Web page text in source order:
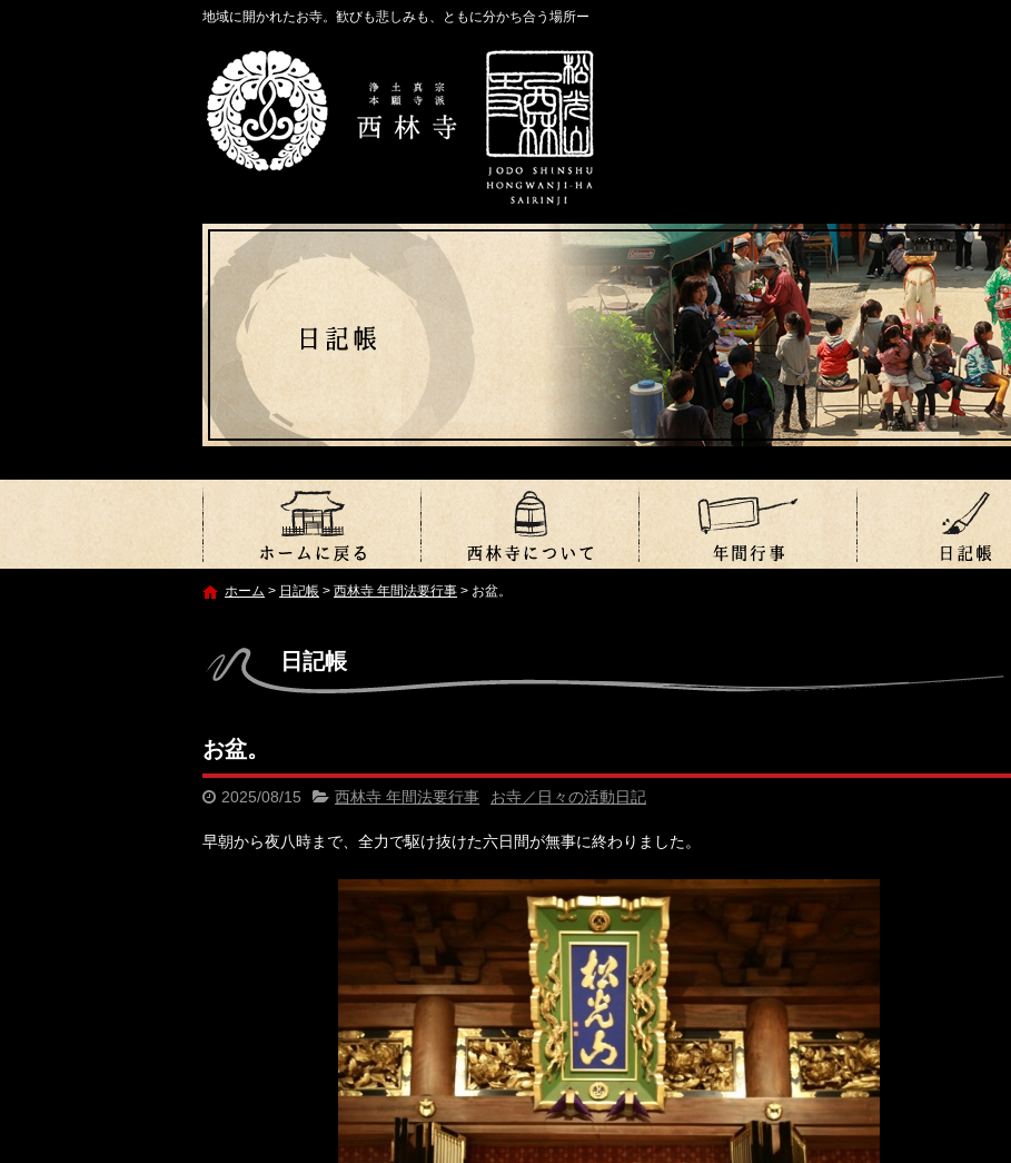
地域に開かれたお寺。歓びも悲しみも、ともに分かち合う場所ー
ホーム > 日記帳 > 西林寺 年間法要行事 > お盆。
日記帳
お盆。
2025/08/15 西林寺 年間法要行事 お寺／日々の活動日記
早朝から夜八時まで、全力で駆け抜けた六日間が無事に終わりました。